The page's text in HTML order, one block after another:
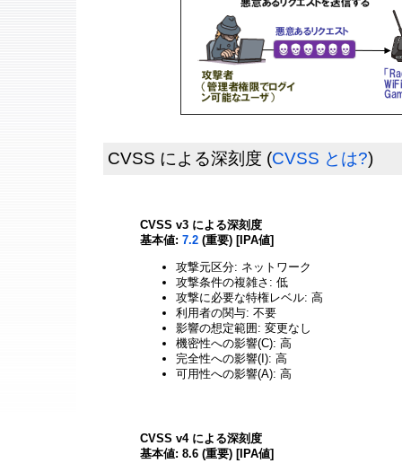
CVSS による深刻度 (CVSS とは?)
CVSS v3 による深刻度
基本値: 7.2 (重要) [IPA値]
攻撃元区分: ネットワーク
攻撃条件の複雑さ: 低
攻撃に必要な特権レベル: 高
利用者の関与: 不要
影響の想定範囲: 変更なし
機密性への影響(C): 高
完全性への影響(I): 高
可用性への影響(A): 高
CVSS v4 による深刻度
基本値: 8.6 (重要) [IPA値]